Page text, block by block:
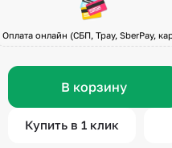
Оплата онлайн (СБП, Tpay, SberPay,
В корзину
Купить в 1 клик